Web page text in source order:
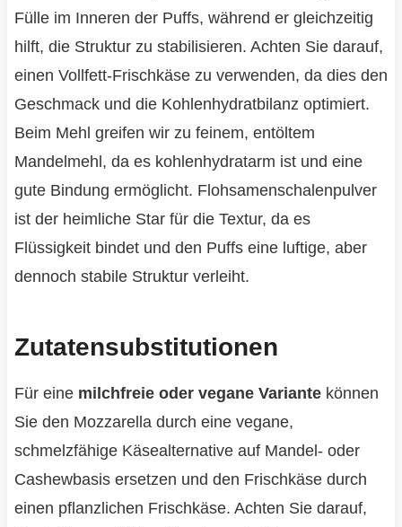
Fülle im Inneren der Puffs, während er gleichzeitig
hilft, die Struktur zu stabilisieren. Achten Sie darauf,
einen Vollfett-Frischkäse zu verwenden, da dies den
Geschmack und die Kohlenhydratbilanz optimiert.
Beim Mehl greifen wir zu feinem, entöltem
Mandelmehl, da es kohlenhydratarm ist und eine
gute Bindung ermöglicht. Flohsamenschalenpulver
ist der heimliche Star für die Textur, da es
Flüssigkeit bindet und den Puffs eine luftige, aber
dennoch stabile Struktur verleiht.
Zutatensubstitutionen
Für eine milchfreie oder vegane Variantekönnen
Sie den Mozzarella durch eine vegane,
schmelzfähige Käsealternative auf Mandel- oder
Cashewbasis ersetzen und den Frischkäse durch
einen pflanzlichen Frischkäse. Achten Sie darauf,